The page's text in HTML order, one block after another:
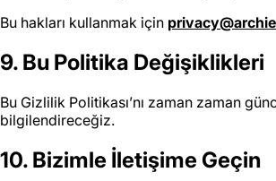
Bu hakları kullanmak için
9. Bu Politika Değişiklikleri
Bu Gizlilik Politikası’nı zaman zaman
bilgilendireceğiz.
10. Bizimle İletişime Geçin